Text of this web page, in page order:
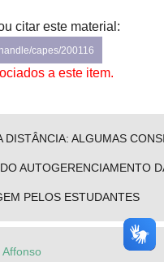
citar este material:
capes/200116
a este item.
DISTÂNCIA: ALGUMAS
AUTOGERENCIAMENTO
PELOS ESTUDANTES
Affonso